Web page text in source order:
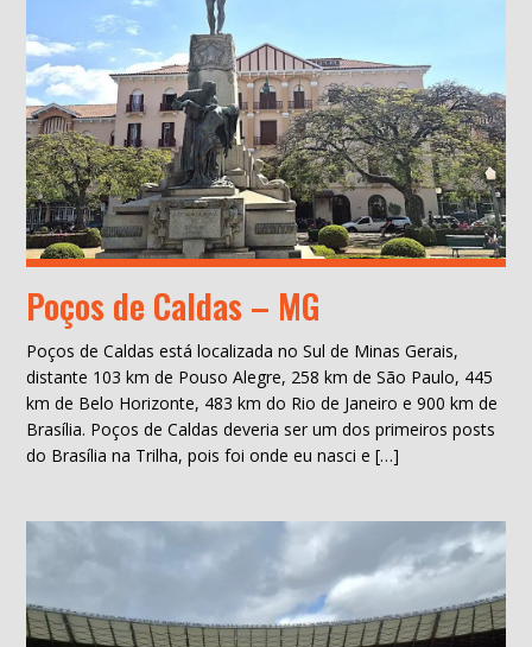
Poços de Caldas – MG
Poços de Caldas está localizada no Sul de Minas Gerais,
distante 103 km de Pouso Alegre, 258 km de São Paulo, 445
km de Belo Horizonte, 483 km do Rio de Janeiro e 900 km de
Brasília. Poços de Caldas deveria ser um dos primeiros posts
do Brasília na Trilha, pois foi onde eu nasci e […]